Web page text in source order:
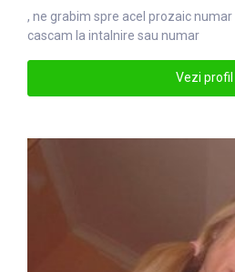
, ne grabim spre acel prozaicnumar
cascam la intalnire sau numar
Vezi profil